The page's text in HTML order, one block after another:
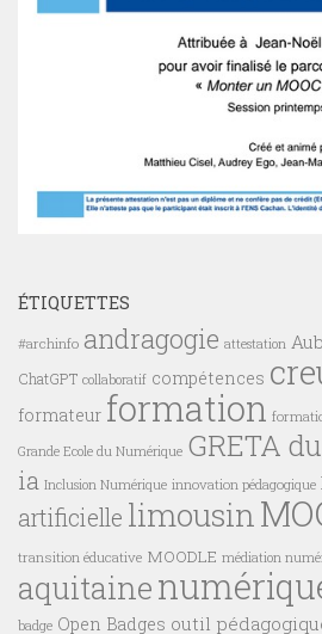
ÉTIQUETTES
#archinfo andragogie attestation
ChatGPT collaboratif compétences
formateur formation
Grande Ecole du Numérique GRETA
ia Inclusion Numérique innovation pédagogique
artificielle limousin
transition éducative MOODLE médiation
aquitaine
badge Open Badges outil